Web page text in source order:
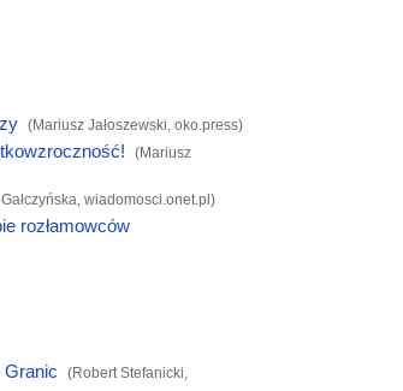
(Mariusz Jałoszewski, oko.press)
(Mariusz
wiadomosci.onet.pl)
rozłamowców
Granic
(Robert Stefanicki,